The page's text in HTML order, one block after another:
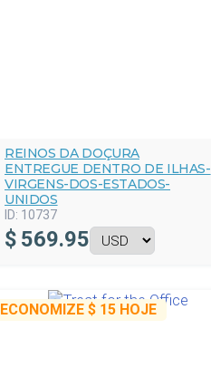
REINOS DA DOÇURA
ENTREGUE DENTRO DE ILHAS-
VIRGENS-DOS-ESTADOS-
UNIDOS
ID: 10737
$ 569.95
ECONOMIZE $ 15 HOJE